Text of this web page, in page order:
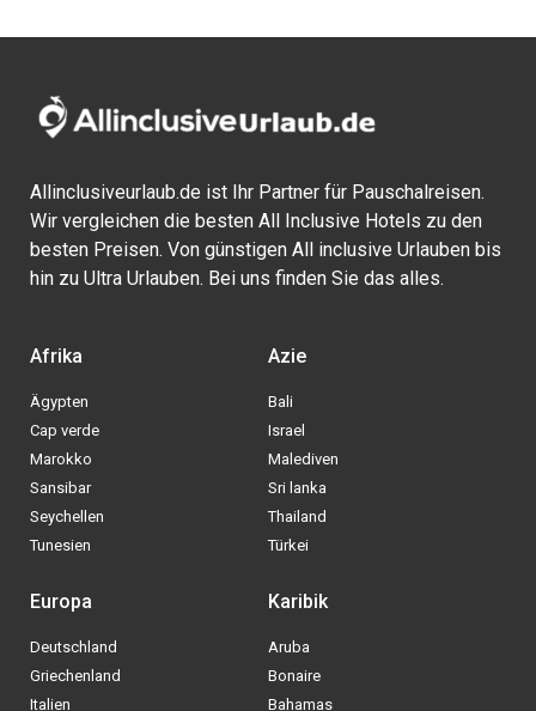
Allinclusiveurlaub.de ist Ihr Partner für Pauschalreisen.
Wir vergleichen die besten All Inclusive Hotels zu den
besten Preisen. Von günstigen All inclusive Urlauben bis
hin zu Ultra Urlauben. Bei uns finden Sie das alles.
Afrika
Ägypten
Cap verde
Marokko
Sansibar
Seychellen
Tunesien
Azie
Bali
Israel
Malediven
Sri lanka
Thailand
Türkei
Europa
Deutschland
Griechenland
Italien
Karibik
Aruba
Bonaire
Bahamas